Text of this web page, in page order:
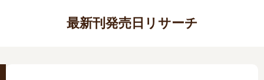
最新刊発売日リサーチ